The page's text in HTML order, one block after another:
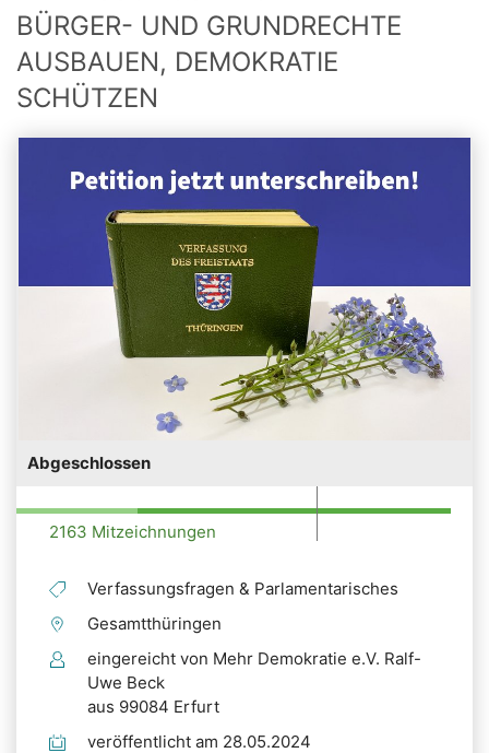
BÜRGER- UND GRUNDRECHTE
AUSBAUEN, DEMOKRATIE
SCHÜTZEN
Abgeschlossen
2163 Mitzeichnungen
Verfassungsfragen & Parlamentarisches
Gesamtthüringen
eingereicht von Mehr Demokratie e.V. Ralf-
Uwe Beck
aus 99084 Erfurt
veröffentlicht am 28.05.2024